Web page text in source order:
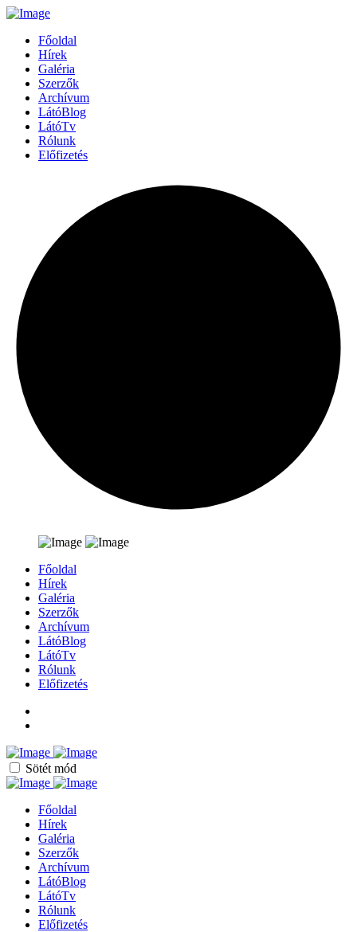
Főoldal
Hírek
Galéria
Szerzők
Archívum
LátóBlog
LátóTv
Rólunk
Előfizetés
Főoldal
Hírek
Galéria
Szerzők
Archívum
LátóBlog
LátóTv
Rólunk
Előfizetés
Sötét mód
Főoldal
Hírek
Galéria
Szerzők
Archívum
LátóBlog
LátóTv
Rólunk
Előfizetés